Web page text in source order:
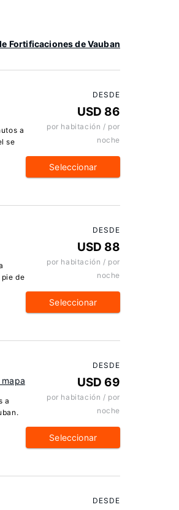
Fortificaciones de Vauban
a
se
DESDE
USD 86
por habitación / por
noche
Seleccionar
de
DESDE
USD 88
por habitación / por
noche
Seleccionar
a
DESDE
USD 69
por habitación / por
noche
Seleccionar
DESDE